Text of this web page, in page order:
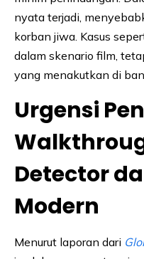
nyata terjadi,
korban jiwa. Kasus
dalam skenario film,
yang menakutkan di
Urgensi
Detector
Modern
Menurut laporan dari